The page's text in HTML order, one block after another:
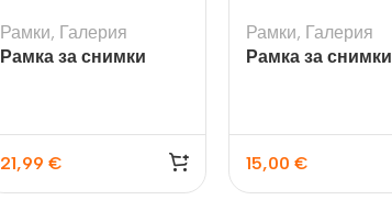
Рамки, Галерия
Рамка за снимки
21,99 €
Рамки, Галерия
Рамка за снимки
15,00 €